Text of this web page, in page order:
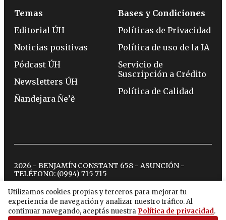
Utilizamos cookies propias y terceros para mejorar tu
experiencia de navegación y analizar nuestro tráfico. Al
continuar navegando, aceptás nuestra Política de privacidad.
Temas
Editorial ÚH
Noticias positivas
Pódcast ÚH
Newsletters ÚH
Ñandejara Ñe’ẽ
Bases y Condiciones
Políticas de Privacidad
Política de uso de la IA
Servicio de
Suscripción a Crédito
Política de Calidad
2026 - BENJAMÍN CONSTANT 658 - ASUNCIÓN -
TELÉFONO: (0994) 715 715
twitterinstagram
facebook
tiktokyoutubespotify